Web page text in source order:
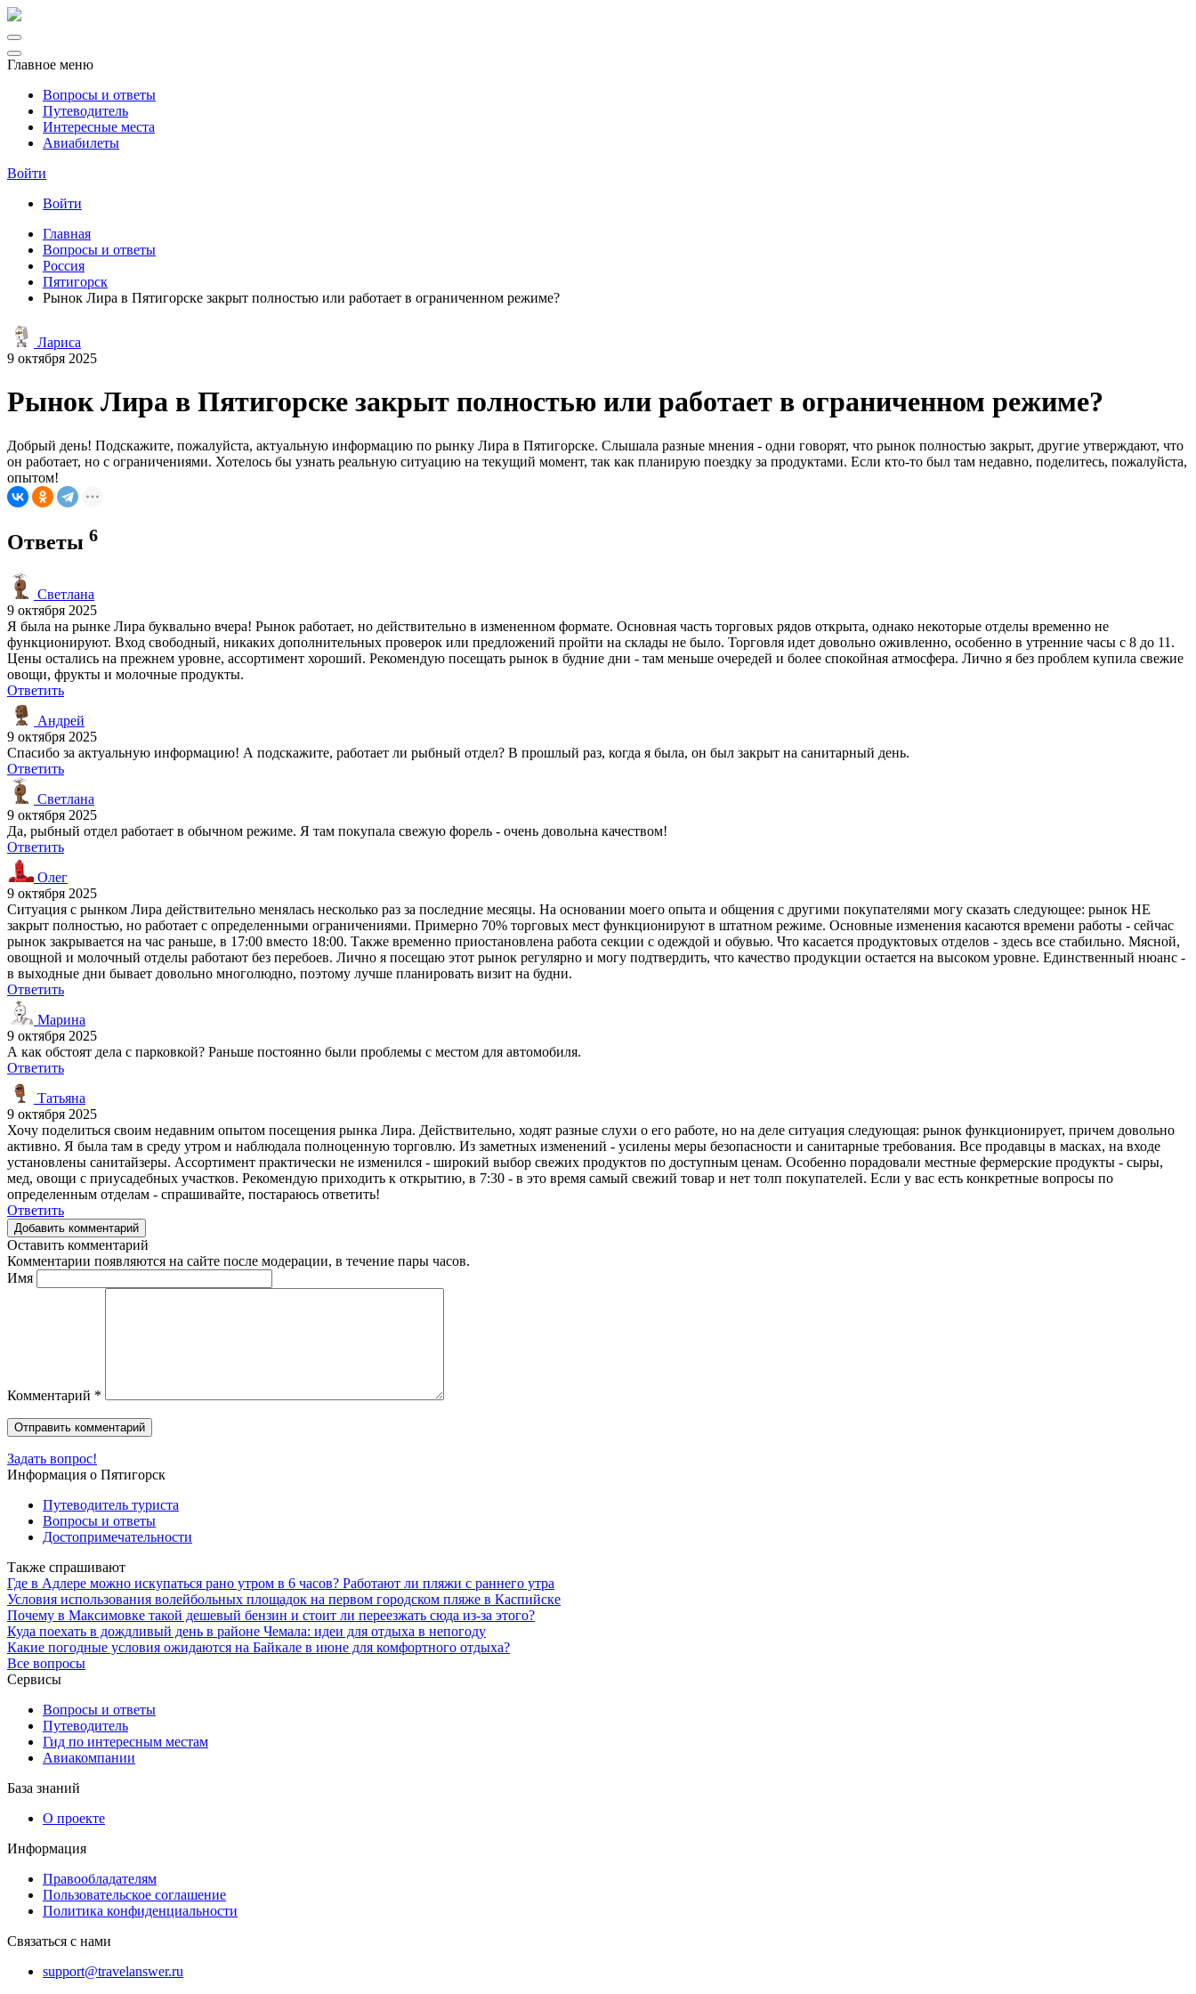
Главное меню
Вопросы и ответы
Путеводитель
Интересные места
Авиабилеты
Войти
Войти
Главная
Вопросы и ответы
Россия
Пятигорск
Рынок Лира в Пятигорске закрыт полностью или работает в ограниченном режиме?
Лариса
9 октября 2025
Рынок Лира в Пятигорске закрыт полностью или работает в ограниченном режиме?
Добрый день! Подскажите, пожалуйста, актуальную информацию по рынку Лира в Пятигорске. Слышала разные мнения - одни говорят, что рынок полностью закрыт, другие утверждают, что
он работает, но с ограничениями. Хотелось бы узнать реальную ситуацию на текущий момент, так как планирую поездку за продуктами. Если кто-то был там недавно, поделитесь, пожалуйста,
опытом!
Ответы 6
Светлана
9 октября 2025
Я была на рынке Лира буквально вчера! Рынок работает, но действительно в измененном формате. Основная часть торговых рядов открыта, однако некоторые отделы временно не
функционируют. Вход свободный, никаких дополнительных проверок или предложений пройти на склады не было. Торговля идет довольно оживленно, особенно в утренние часы с 8 до 11.
Цены остались на прежнем уровне, ассортимент хороший. Рекомендую посещать рынок в будние дни - там меньше очередей и более спокойная атмосфера. Лично я без проблем купила свежие
овощи, фрукты и молочные продукты.
Ответить
Андрей
9 октября 2025
Спасибо за актуальную информацию! А подскажите, работает ли рыбный отдел? В прошлый раз, когда я была, он был закрыт на санитарный день.
Ответить
Светлана
9 октября 2025
Да, рыбный отдел работает в обычном режиме. Я там покупала свежую форель - очень довольна качеством!
Ответить
Олег
9 октября 2025
Ситуация с рынком Лира действительно менялась несколько раз за последние месяцы. На основании моего опыта и общения с другими покупателями могу сказать следующее: рынок НЕ
закрыт полностью, но работает с определенными ограничениями. Примерно 70% торговых мест функционируют в штатном режиме. Основные изменения касаются времени работы - сейчас
рынок закрывается на час раньше, в 17:00 вместо 18:00. Также временно приостановлена работа секции с одеждой и обувью. Что касается продуктовых отделов - здесь все стабильно. Мясной,
овощной и молочный отделы работают без перебоев. Лично я посещаю этот рынок регулярно и могу подтвердить, что качество продукции остается на высоком уровне. Единственный нюанс -
в выходные дни бывает довольно многолюдно, поэтому лучше планировать визит на будни.
Ответить
Марина
9 октября 2025
А как обстоят дела с парковкой? Раньше постоянно были проблемы с местом для автомобиля.
Ответить
Татьяна
9 октября 2025
Хочу поделиться своим недавним опытом посещения рынка Лира. Действительно, ходят разные слухи о его работе, но на деле ситуация следующая: рынок функционирует, причем довольно
активно. Я была там в среду утром и наблюдала полноценную торговлю. Из заметных изменений - усилены меры безопасности и санитарные требования. Все продавцы в масках, на входе
установлены санитайзеры. Ассортимент практически не изменился - широкий выбор свежих продуктов по доступным ценам. Особенно порадовали местные фермерские продукты - сыры,
мед, овощи с приусадебных участков. Рекомендую приходить к открытию, в 7:30 - в это время самый свежий товар и нет толп покупателей. Если у вас есть конкретные вопросы по
определенным отделам - спрашивайте, постараюсь ответить!
Ответить
Добавить комментарий
Оставить комментарий
Комментарии появляются на сайте после модерации, в течение пары часов.
Имя
Комментарий *
Задать вопрос!
Информация о Пятигорск
Путеводитель туриста
Вопросы и ответы
Достопримечательности
Также спрашивают
Где в Адлере можно искупаться рано утром в 6 часов? Работают ли пляжи с раннего утра
Условия использования волейбольных площадок на первом городском пляже в Каспийске
Почему в Максимовке такой дешевый бензин и стоит ли переезжать сюда из-за этого?
Куда поехать в дождливый день в районе Чемала: идеи для отдыха в непогоду
Какие погодные условия ожидаются на Байкале в июне для комфортного отдыха?
Все вопросы
Сервисы
Вопросы и ответы
Путеводитель
Гид по интересным местам
Авиакомпании
База знаний
О проекте
Информация
Правообладателям
Пользовательское соглашение
Политика конфиденциальности
Связаться с нами
support@travelanswer.ru